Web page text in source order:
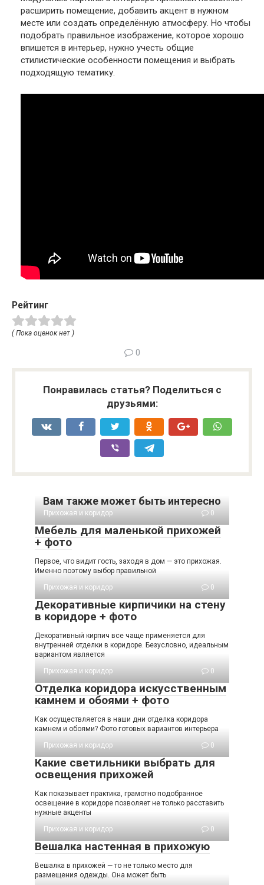
расширить помещение, добавить акцент в нужном
месте или создать определённую атмосферу. Но чтобы
подобрать правильное изображение, которое хорошо
впишется в интерьер, нужно учесть общие
стилистические особенности помещения и выбрать
подходящую тематику.
Рейтинг
( Пока оценок нет )
0
Понравилась статья? Поделиться с
друзьями:
Вам также может быть интересно
Прихожая и коридор 0
Мебель для маленькой прихожей
+ фото
Первое, что видит гость, заходя в дом — это прихожая.
Именно поэтому выбор правильной
Прихожая и коридор
0
Декоративные кирпичики на стену
в коридоре + фото
Декоративный кирпич все чаще применяется для
внутренней отделки в коридоре. Безусловно, идеальным
вариантом является
Прихожая и коридор
0
Отделка коридора искусственным
камнем и обоями + фото
Как осуществляется в наши дни отделка коридора
камнем и обоями? Фото готовых вариантов интерьера
Прихожая и коридор
0
Какие светильники выбрать для
освещения прихожей
Как показывает практика, грамотно подобранное
освещение в коридоре позволяет не только расставить
нужные акценты
Прихожая и коридор
0
Вешалка настенная в прихожую
Вешалка в прихожей — то не только место для
размещения одежды. Она может быть